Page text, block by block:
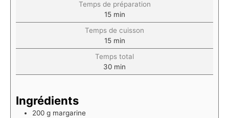
Temps de préparation
15 min
Temps de cuisson
15 min
Temps total
30 min
Ingrédients
200 g margarine